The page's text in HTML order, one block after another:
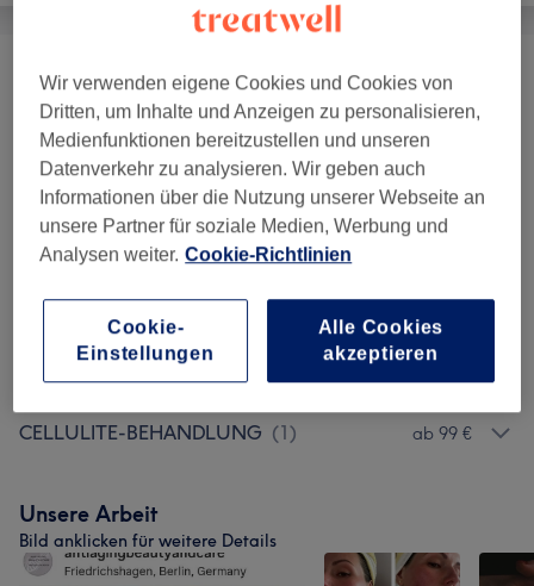
GESICHTSBEHANDLUNGEN (16 ) ab 10 €
LYMA FACIAL/LOW-LEVEL-LASER (1)
ONKOLOGISCHE KOSMETIK (1) ab 55 €
PERMANENT MAKE UP (1)
WIMPERNVERLÄNGERUNG ab 10 €
AUGENBRAUEN; WIMPERN
CELLULITE-BEHANDLUNG (1) ab 99 €
Unsere Arbeit
Bild anklicken für weitere Details
Wir verwenden eigene Cookies und Cookies von
Dritten, um Inhalte und Anzeigen zu personalisieren,
Medienfunktionen bereitzustellen und unseren
Datenverkehr zu analysieren. Wir geben auch
Informationen über die Nutzung unserer Webseite an
unsere Partner für soziale Medien, Werbung und
Analysen weiter. Cookie-Richtlinien
Cookie-
Einstellungen
Alle Cookies
akzeptieren